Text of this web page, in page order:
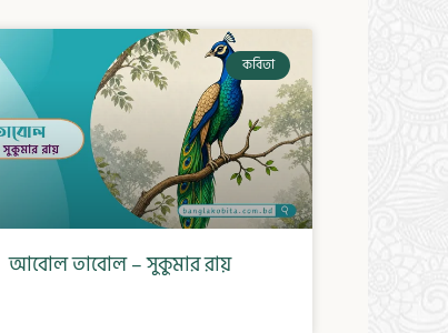
কবিতা
আবোল তাবোল – সুকুমার রায়